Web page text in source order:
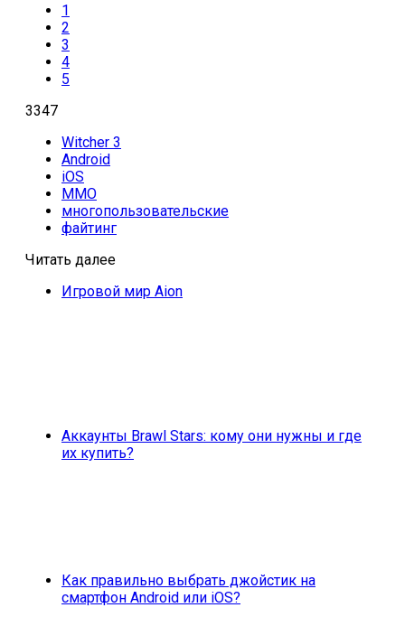
1
2
3
4
5
3347
Witcher 3
Android
iOS
MMO
многопользовательские
файтинг
Читать далее
Игровой мир Aion
Аккаунты Brawl Stars: кому они нужны и где
их купить?
Как правильно выбрать джойстик на
смартфон Android или iOS?